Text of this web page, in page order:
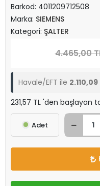
Barkod: 4011209712508
Marka: SIEMENS
Kategori: ŞALTER
4.465,00
Havale/EFT ile 2.110,09
231,57 TL 'den başlayan
Adet